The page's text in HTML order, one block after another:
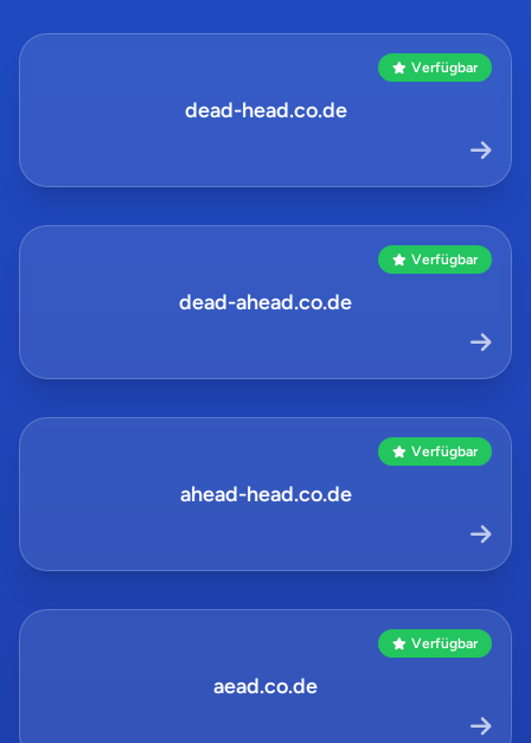
Verfügbar
dead-head.co.de
Verfügbar
dead-ahead.co.de
Verfügbar
ahead-head.co.de
Verfügbar
aead.co.de